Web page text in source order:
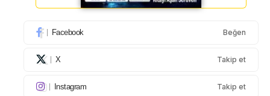
Facebook Beğen
X Takip et
Instagram Takip et